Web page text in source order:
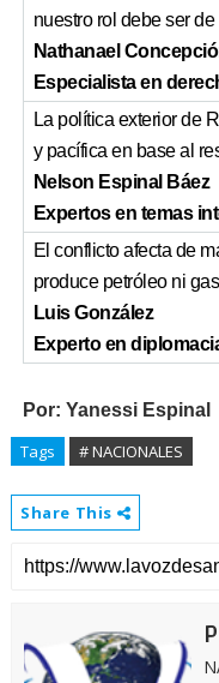
nuestro rol debe ser
Nathanael
Especialista en
La política exterior de
y pacífica en base al
Nelson Espinal Báez
Expertos en temas
El conflicto afecta de
produce petróleo ni
Luis González
Experto en
Por: Yanessi Espinal
Tags # NACIONALES
Share This